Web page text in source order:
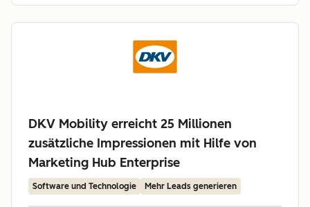
DKV Mobility erreicht 25 Millionen
zusätzliche Impressionen mit Hilfe von
Marketing Hub Enterprise
Software und Technologie Mehr Leads generieren